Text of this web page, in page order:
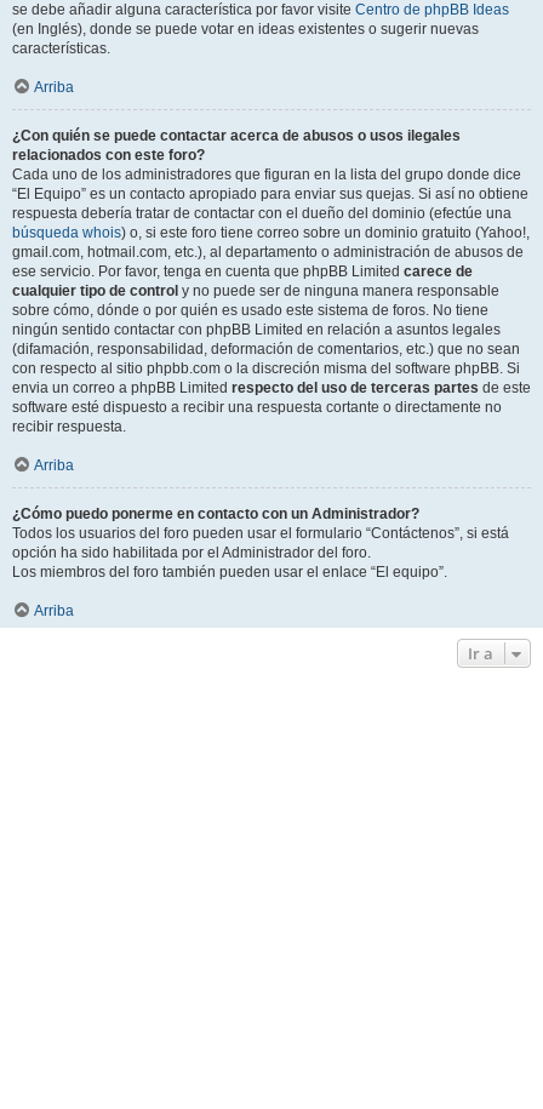
se debe añadir alguna característica por favor visite Centro de phpBB Ideas
(en Inglés), donde se puede votar en ideas existentes o sugerir nuevas
características.
Arriba
¿Con quién se puede contactar acerca de abusos o usos ilegales
relacionados con este foro?
Cada uno de los administradores que figuran en la lista del grupo donde dice
“El Equipo” es un contacto apropiado para enviar sus quejas. Si así no obtiene
respuesta debería tratar de contactar con el dueño del dominio (efectúe una
búsqueda whois) o, si este foro tiene correo sobre un dominio gratuito (Yahoo!,
gmail.com, hotmail.com, etc.), al departamento o administración de abusos de
ese servicio. Por favor, tenga en cuenta que phpBB Limited carece de
cualquier tipo de control y no puede ser de ninguna manera responsable
sobre cómo, dónde o por quién es usado este sistema de foros. No tiene
ningún sentido contactar con phpBB Limited en relación a asuntos legales
(difamación, responsabilidad, deformación de comentarios, etc.) que no sean
con respecto al sitio phpbb.com o la discreción misma del software phpBB. Si
envia un correo a phpBB Limited respecto del uso de terceras partes de este
software esté dispuesto a recibir una respuesta cortante o directamente no
recibir respuesta.
Arriba
¿Cómo puedo ponerme en contacto con un Administrador?
Todos los usuarios del foro pueden usar el formulario “Contáctenos”, si está
opción ha sido habilitada por el Administrador del foro.
Los miembros del foro también pueden usar el enlace “El equipo”.
Arriba
Ir a